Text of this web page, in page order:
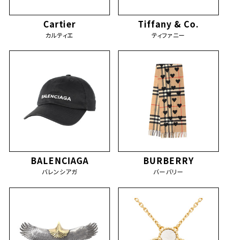
Cartier
カルティエ
Tiffany & Co.
ティファニー
BALENCIAGA
バレンシアガ
BURBERRY
バーバリー